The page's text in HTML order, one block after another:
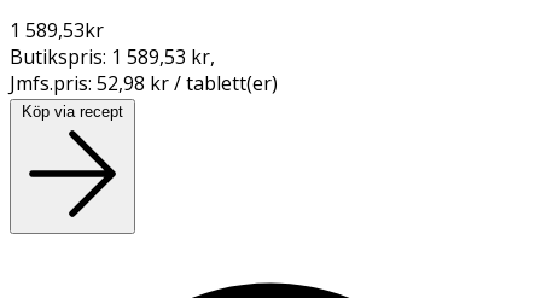
1 589,53kr
Butikspris: 1 589,53 kr,
Jmfs.pris: 52,98 kr / tablett(er)
Köp via recept